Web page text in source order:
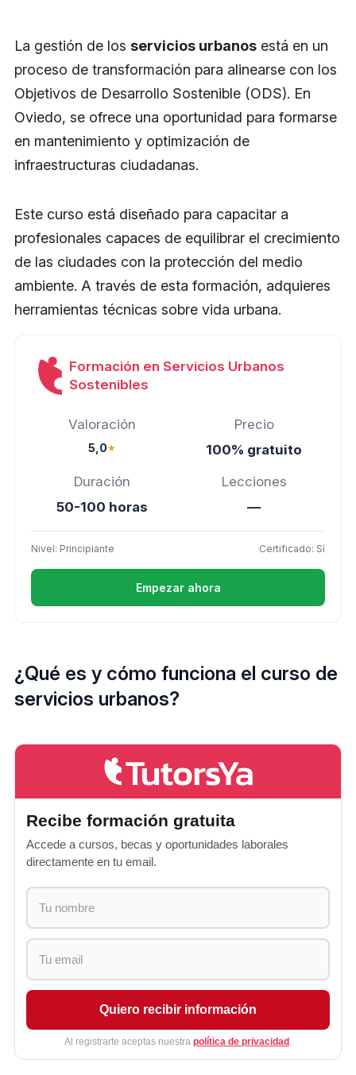
La gestión de los servicios urbanos está en un
proceso de transformación para alinearse con los
Objetivos de Desarrollo Sostenible (ODS). En
Oviedo, se ofrece una oportunidad para formarse
en mantenimiento y optimización de
infraestructuras ciudadanas.
Este curso está diseñado para capacitar a
profesionales capaces de equilibrar el crecimiento
de las ciudades con la protección del medio
ambiente. A través de esta formación, adquieres
herramientas técnicas sobre vida urbana.
Formación en Servicios Urbanos
Sostenibles
Valoración
5,0★
Precio
100% gratuito
Duración
50-100 horas
Lecciones
—
Nivel: Principiante Certificado: Sí
Empezar ahora
¿Qué es y cómo funciona el curso de
servicios urbanos?
Recibe formación gratuita
Accede a cursos, becas y oportunidades laborales
directamente en tu email.
Quiero recibir información
Al registrarte aceptas nuestra política de privacidad .